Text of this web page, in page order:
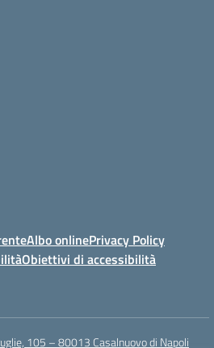
Albo onlinePrivacy Policy
Obiettivi di accessibilità
105 – 80013 Casalnuovo di Napoli